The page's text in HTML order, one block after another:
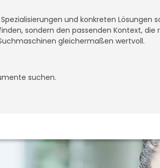
und konkreten Lösungen
sondern den passenden Kontext,
gleichermaßen wertvoll.
suchen.